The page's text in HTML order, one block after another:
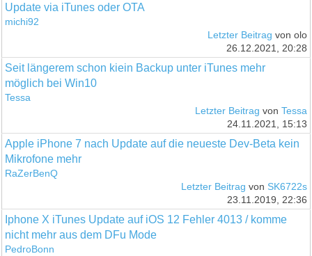
Update via iTunes oder OTA
michi92
Letzter Beitrag von olo
26.12.2021, 20:28
Seit längerem schon kiein Backup unter iTunes mehr
möglich bei Win10
Tessa
Letzter Beitrag von Tessa
24.11.2021, 15:13
Apple iPhone 7 nach Update auf die neueste Dev-Beta kein
Mikrofone mehr
RaZerBenQ
Letzter Beitrag von SK6722s
23.11.2019, 22:36
Iphone X iTunes Update auf iOS 12 Fehler 4013 / komme
nicht mehr aus dem DFu Mode
PedroBonn